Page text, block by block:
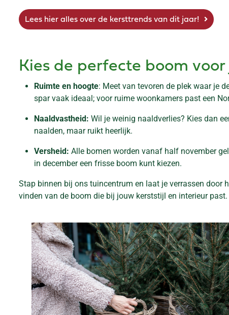
Lees hier alles over de kersttrends van dit jaar!
Kies de perfecte boom voor
Ruimte en hoogte: Meet van tevoren de plek waar je
spar vaak ideaal; voor ruime woonkamers past een
Naaldvastheid: Wil je weinig naaldverlies? Kies dan
naalden, maar ruikt heerlijk.
Versheid: Alle bomen worden vanaf half november
in december een frisse boom kunt kiezen.
Stap binnen bij ons tuincentrum en laat je verrassen door
vinden van de boom die bij jouw kerststijl en interieur